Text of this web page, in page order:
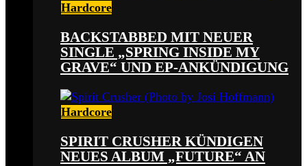
Hardcore
BACKSTABBED MIT NEUER
SINGLE „SPRING INSIDE MY
GRAVE“ UND EP-ANKÜNDIGUNG
Hardcore
SPIRIT CRUSHER KÜNDIGEN
NEUES ALBUM „FUTURE“ AN